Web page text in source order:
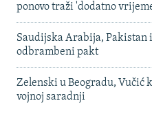
ponovo traži 'dodatno
Saudijska Arabija, Pakistan
odbrambeni pakt
Zelenski u Beogradu, Vučić
vojnoj saradnji